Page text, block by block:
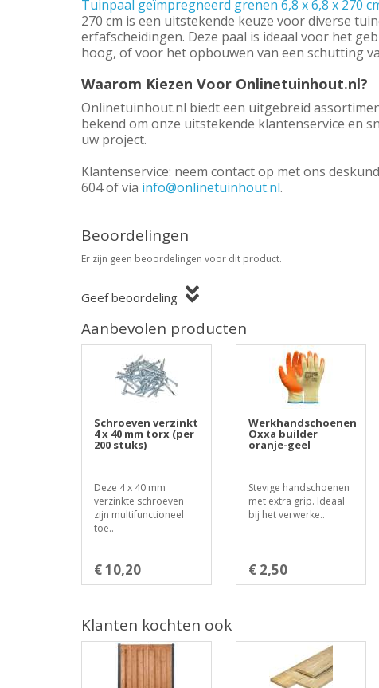
Tuinpaal geïmpregneerd grenen 6,8 x 6,8 x 270
270 cm is een uitstekende keuze voor diverse
erfafscheidingen. Deze paal is ideaal voor het
hoog, of voor het opbouwen van een schutting
Waarom Kiezen Voor Onlinetuinhout.nl?
Onlinetuinhout.nl biedt een uitgebreid
bekend om onze uitstekende klantenservice en
uw project.
Klantenservice: neem contact op met ons
604 of via info@onlinetuinhout.nl.
Beoordelingen
Er zijn geen beoordelingen voor dit product.
Geef beoordeling
Aanbevolen producten
Schroeven verzinkt
4 x 40 mm torx (per
200 stuks)
Deze 4 x 40 mm
verzinkte schroeven
zijn multifunctioneel
toe..
€ 10,20
Werkhandschoenen
Oxxa builder
oranje-geel
Stevige handschoenen
met extra grip. Ideaal
bij het verwerke..
€ 2,50
Klanten kochten ook